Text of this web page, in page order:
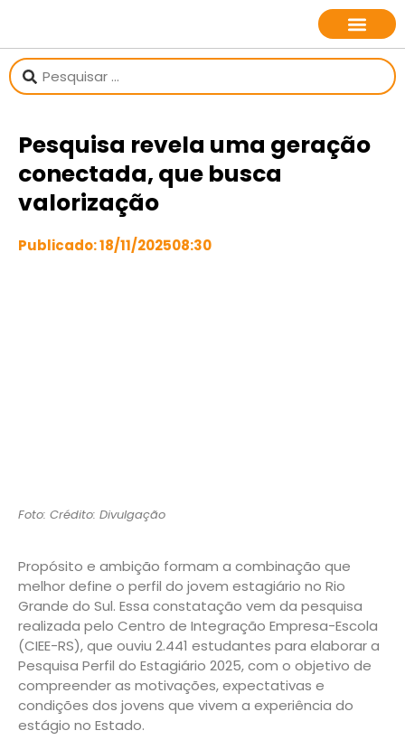
Pesquisa revela uma geração
conectada, que busca
valorização
Publicado:18/11/202508:30
Foto: Crédito: Divulgação
Propósito e ambição formam a combinação que
melhor define o perfil do jovem estagiário no Rio
Grande do Sul. Essa constatação vem da pesquisa
realizada pelo Centro de Integração Empresa-Escola
(CIEE-RS), que ouviu 2.441 estudantes para elaborar a
Pesquisa Perfil do Estagiário 2025, com o objetivo de
compreender as motivações, expectativas e
condições dos jovens que vivem a experiência do
estágio no Estado.